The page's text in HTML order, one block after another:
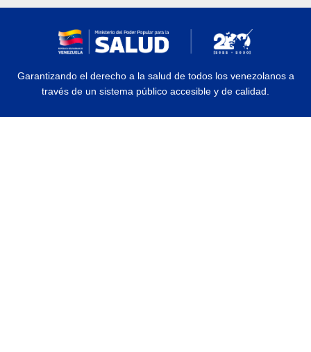
Garantizando el derecho a la salud de todos los venezolanos a
través de un sistema público accesible y de calidad.